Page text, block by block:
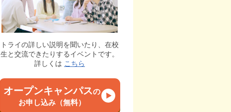
トライの詳しい説明を聞いたり、在校
生と交流できたりするイベントです。
詳しくは こちら
オープンキャンパスの
お申し込み（無料）